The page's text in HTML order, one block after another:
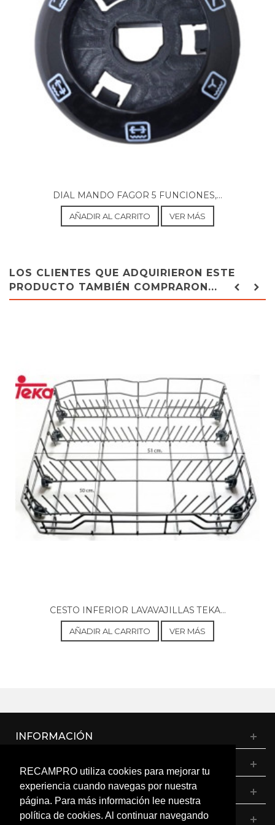
RECAMPRO utiliza cookies para mejorar tu
experiencia cuando navegas por nuestra
página. Para más información lee nuestra
política de cookies. Al continuar navegando
DIAL MANDO FAGOR 5 FUNCIONES,...
AÑADIR AL CARRITO VER MÁS
LOS CLIENTES QUE ADQUIRIERON ESTE
PRODUCTO TAMBIÉN COMPRARON...
CESTO INFERIOR LAVAVAJILLAS TEKA...
AÑADIR AL CARRITO VER MÁS
INFORMACIÓN
MI CUENTA
CONTÁCTANOS